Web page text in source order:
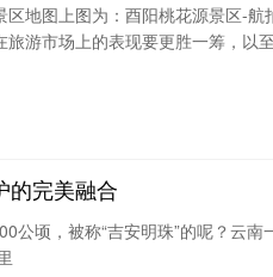
区地图上图为：酉阳桃花源景区-航
游市场上的表现要更胜一筹，以
的完美融合
公顷，被称“吉安明珠”的呢？云南